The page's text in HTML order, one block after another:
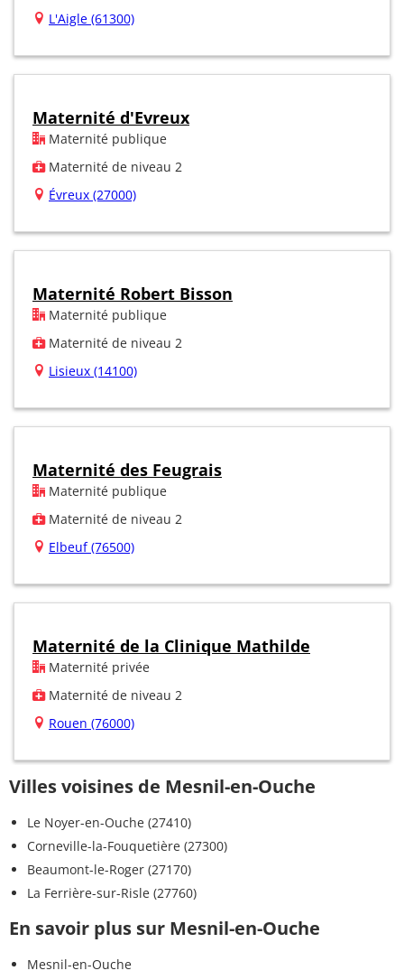
L'Aigle (61300)
Maternité d'Evreux
Maternité publique
Maternité de niveau 2
Évreux (27000)
Maternité Robert Bisson
Maternité publique
Maternité de niveau 2
Lisieux (14100)
Maternité des Feugrais
Maternité publique
Maternité de niveau 2
Elbeuf (76500)
Maternité de la Clinique Mathilde
Maternité privée
Maternité de niveau 2
Rouen (76000)
Villes voisines de Mesnil-en-Ouche
Le Noyer-en-Ouche (27410)
Corneville-la-Fouquetière (27300)
Beaumont-le-Roger (27170)
La Ferrière-sur-Risle (27760)
En savoir plus sur Mesnil-en-Ouche
Mesnil-en-Ouche